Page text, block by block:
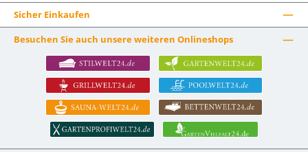
Sicher Einkaufen
Besuchen Sie auch unsere weiteren Onlineshops